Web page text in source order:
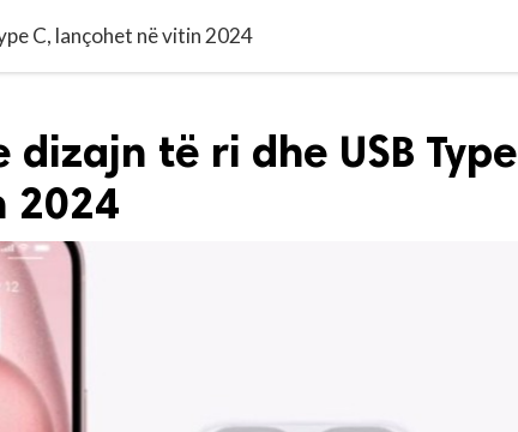
C, lançohet në vitin 2024
të ri dhe USB Type
2024